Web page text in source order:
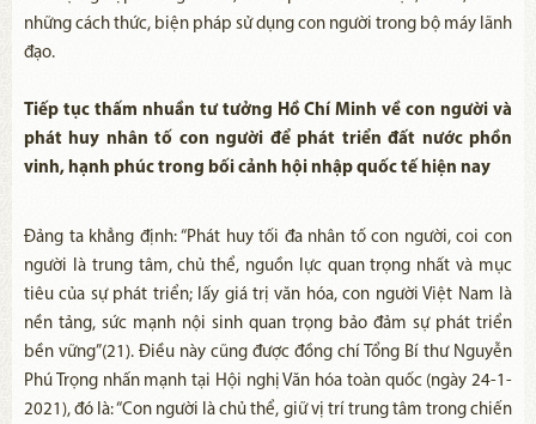
những cách thức, biện pháp sử dụng con người trong bộ máy lãnh
đạo.
Tiếp tục thấm nhuần tư tưởng Hồ Chí Minh về con người và
phát huy nhân tố con người để phát triển đất nước phồn
vinh, hạnh phúc trong bối cảnh hội nhập quốc tế hiện nay
Đảng ta khẳng định: “Phát huy tối đa nhân tố con người, coi con
người là trung tâm, chủ thể, nguồn lực quan trọng nhất và mục
tiêu của sự phát triển; lấy giá trị văn hóa, con người Việt Nam là
nền tảng, sức mạnh nội sinh quan trọng bảo đảm sự phát triển
bền vững”(21). Điều này cũng được đồng chí Tổng Bí thư Nguyễn
Phú Trọng nhấn mạnh tại Hội nghị Văn hóa toàn quốc (ngày 24-1-
2021), đó là: “Con người là chủ thể, giữ vị trí trung tâm trong chiến